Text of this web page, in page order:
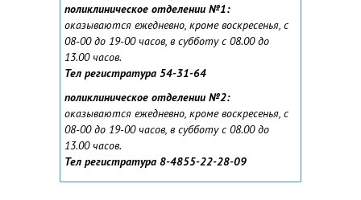
поликлиническое отделении №1:
оказываются ежедневно, кроме воскресенья, с
08-00 до 19-00 часов, в субботу с 08.00 до
13.00 часов.
Тел регистратура 54-31-64
поликлиническое отделении №2:
оказываются ежедневно, кроме воскресенья, с
08-00 до 19-00 часов, в субботу с 08.00 до
13.00 часов.
Тел регистратура 8-4855-22-28-09